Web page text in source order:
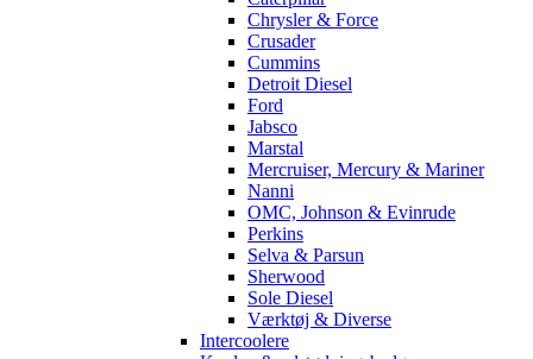
Chrysler & Force
Crusader
Cummins
Detroit Diesel
Ford
Jabsco
Marstal
Mercruiser, Mercury & Mariner
Nanni
OMC, Johnson & Evinrude
Perkins
Selva & Parsun
Sherwood
Sole Diesel
Værktøj & Diverse
Intercoolere